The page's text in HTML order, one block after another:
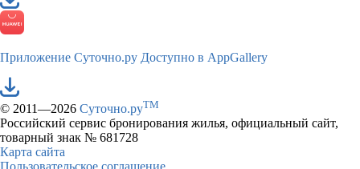
Приложение Суточно.ру Доступно в AppGallery
© 2011—2026 Суточно.руTM
Российский сервис бронирования жилья, официальный сайт,
товарный знак № 681728
Карта сайта